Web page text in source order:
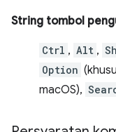
String tombol
Ctrl , Alt ,
Option
macOS),